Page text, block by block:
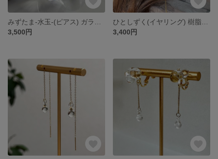
3,500円
3,400円